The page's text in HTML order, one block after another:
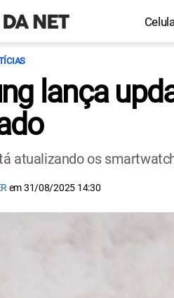
lança
atualizando os
em31/08/2025 14:30